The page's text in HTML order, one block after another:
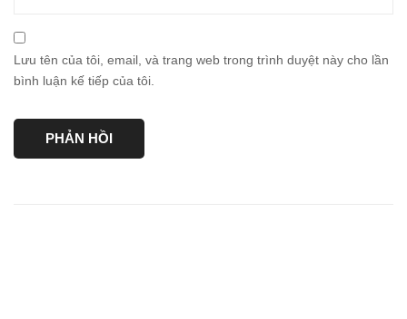
Lưu tên của tôi, email, và trang web trong trình duyệt này cho lần
bình luận kế tiếp của tôi.